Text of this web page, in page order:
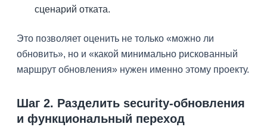
сценарий отката.
Это позволяет оценить не только «можно ли
обновить», но и «какой минимально рискованный
маршрут обновления» нужен именно этому проекту.
Шаг 2. Разделить security-обновления
и функциональный переход